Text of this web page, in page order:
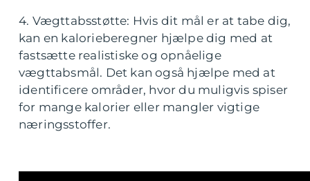
4. Vægttabsstøtte: Hvis dit mål er at tabe dig,
kan en kalorieberegner hjælpe dig med at
fastsætte realistiske og opnåelige
vægttabsmål. Det kan også hjælpe med at
identificere områder, hvor du muligvis spiser
for mange kalorier eller mangler vigtige
næringsstoffer.